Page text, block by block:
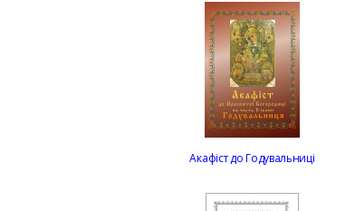
Акафіст до Годувальниці